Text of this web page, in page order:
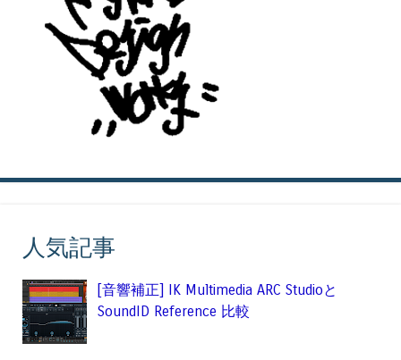
人気記事
[音響補正] IK Multimedia ARC Studioと
SoundID Reference 比較